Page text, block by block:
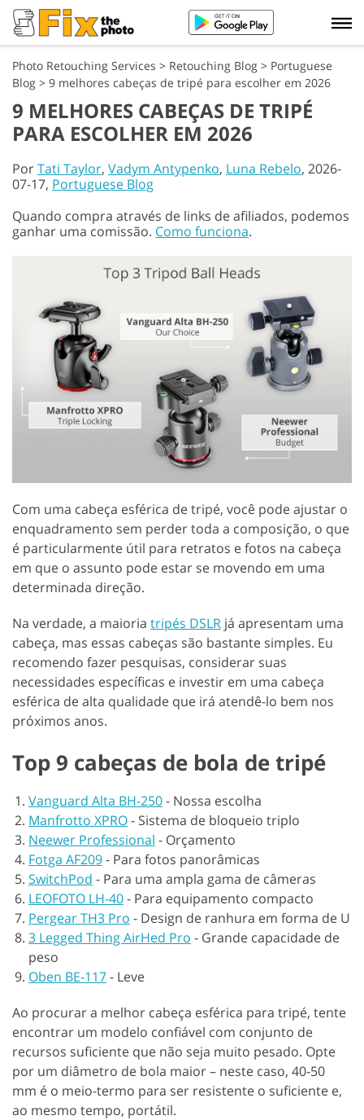
Photo Retouching Services > Retouching Blog > Portuguese
Blog > 9 melhores cabeças de tripé para escolher em 2026
9 MELHORES CABEÇAS DE TRIPÉ
PARA ESCOLHER EM 2026
PorTati Taylor, Vadym Antypenko, Luna Rebelo, 2026-
07-17, Portuguese Blog
Quando compra através de links de afiliados, podemos
ganhar uma comissão. Como funciona.
Com uma cabeça esférica de tripé, você pode ajustar o
enquadramento sem perder toda a composição, o que
é particularmente útil para retratos e fotos na cabeça
em que o assunto pode estar se movendo em uma
determinada direção.
Na verdade, a maioria tripés DSLR já apresentam uma
cabeça, mas essas cabeças são bastante simples. Eu
recomendo fazer pesquisas, considerar suas
necessidades específicas e investir em uma cabeça
esférica de alta qualidade que irá atendê-lo bem nos
próximos anos.
Top 9 cabeças de bola de tripé
Vanguard Alta BH-250- Nossa escolha
Manfrotto XPRO- Sistema de bloqueio triplo
Neewer Professional - Orçamento
Fotga AF209- Para fotos panorâmicas
SwitchPod - Para uma ampla gama de câmeras
LEOFOTO LH-40- Para equipamento compacto
Pergear TH3 Pro - Design de ranhura em forma de U
3 Legged Thing AirHed Pro - Grande capacidade de
peso
Oben BE-117- Leve
Ao procurar a melhor cabeça esférica para tripé, tente
encontrar um modelo confiável com conjunto de
recursos suficiente que não seja muito pesado. Opte
por um diâmetro de bola maior – neste caso, 40-50
mm é o meio-termo para ser resistente o suficiente e,
ao mesmo tempo, portátil.